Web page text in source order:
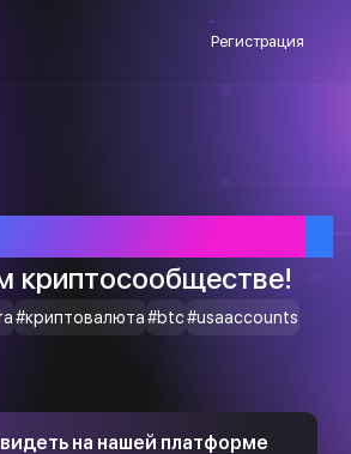
Регистрация
криптосообществе!
#криптовалюта#btc#usaaccounts
на нашей платформе